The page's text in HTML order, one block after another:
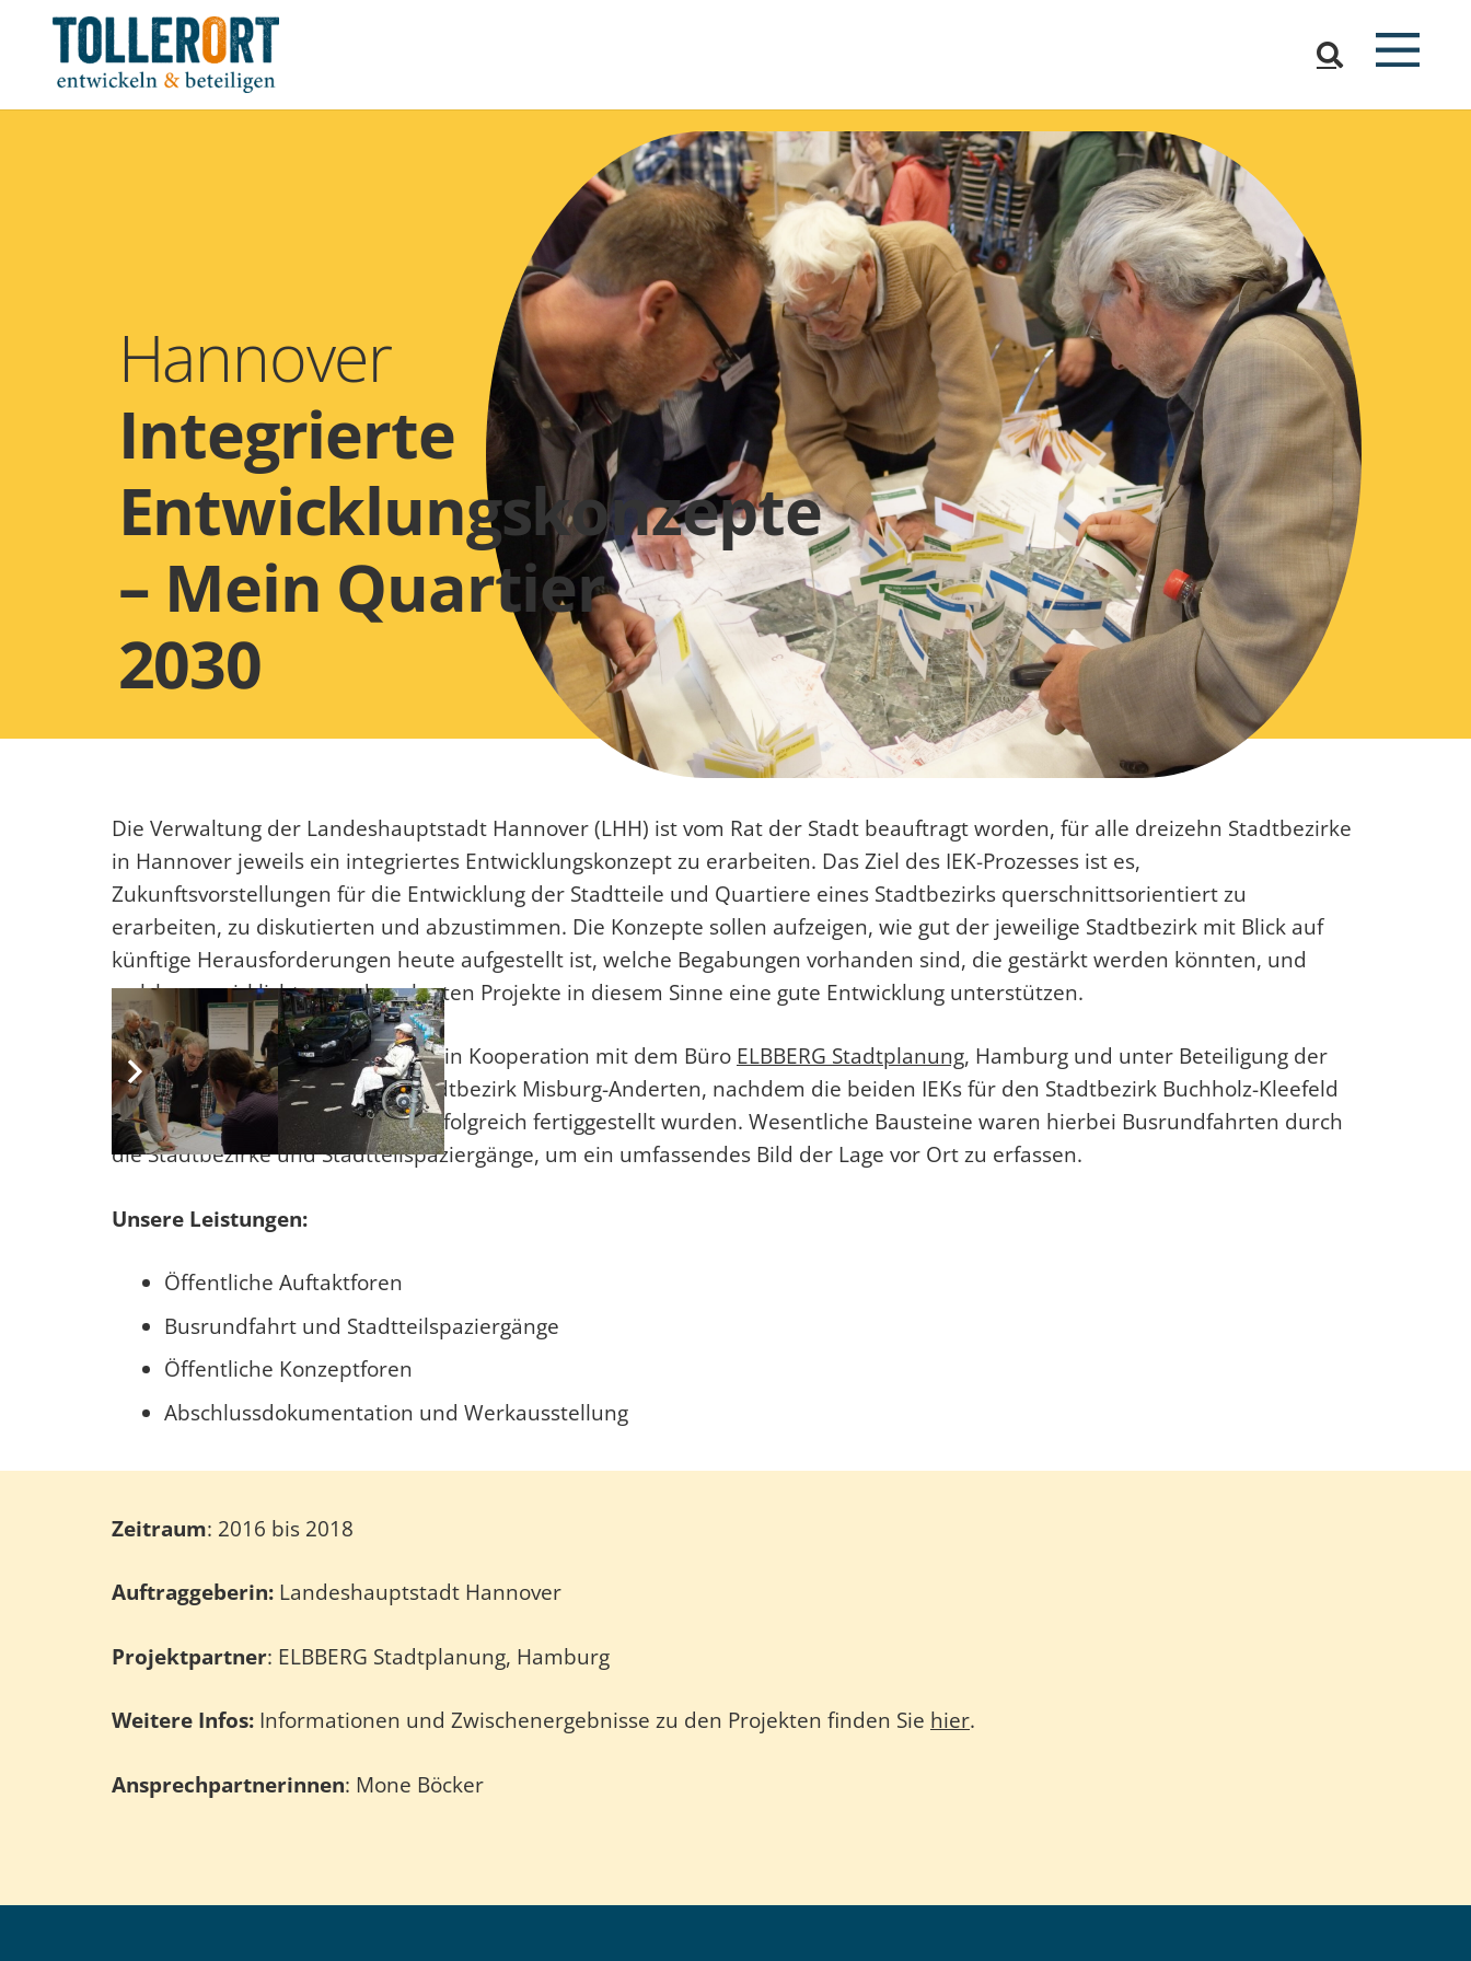
Hannover
Integrierte
Entwicklungskonzepte
– Mein Quartier
2030
Die Verwaltung der Landeshauptstadt Hannover (LHH) ist vom Rat der Stadt beauftragt worden, für alle dreizehn Stadtbezirke
in Hannover jeweils ein integriertes Entwicklungskonzept zu erarbeiten. Das Ziel des IEK-Prozesses ist es,
Zukunftsvorstellungen für die Entwicklung der Stadtteile und Quartiere eines Stadtbezirks querschnittsorientiert zu
erarbeiten, zu diskutierten und abzustimmen. Die Konzepte sollen aufzeigen, wie gut der jeweilige Stadtbezirk mit Blick auf
künftige Herausforderungen heute aufgestellt ist, welche Begabungen vorhanden sind, die gestärkt werden könnten, und
welche verwirklichten und geplanten Projekte in diesem Sinne eine gute Entwicklung unterstützen.
Das Büro TOLLERORT erarbeitete in Kooperation mit dem Büro ELBBERG Stadtplanung, Hamburg und unter Beteiligung der
Öffentlichkeit das IEK für den Stadtbezirk Misburg-Anderten, nachdem die beiden IEKs für den Stadtbezirk Buchholz-Kleefeld
und den Stadtbezirk Ricklingen erfolgreich fertiggestellt wurden. Wesentliche Bausteine waren hierbei Busrundfahrten durch
die Stadtbezirke und Stadtteilspaziergänge, um ein umfassendes Bild der Lage vor Ort zu erfassen.
Unsere Leistungen:
Öffentliche Auftaktforen
Busrundfahrt und Stadtteilspaziergänge
Öffentliche Konzeptforen
Abschlussdokumentation und Werkausstellung
Zeitraum: 2016 bis 2018
Auftraggeberin: Landeshauptstadt Hannover
Projektpartner: ELBBERG Stadtplanung, Hamburg
Weitere Infos: Informationen und Zwischenergebnisse zu den Projekten finden Sie hier.
Ansprechpartnerinnen: Mone Böcker